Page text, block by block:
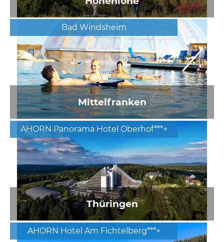
Bad Windsheim
Mittelfranken
AHORN Panorama Hotel Oberhof***+
Thüringen
AHORN Hotel Am Fichtelberg***+